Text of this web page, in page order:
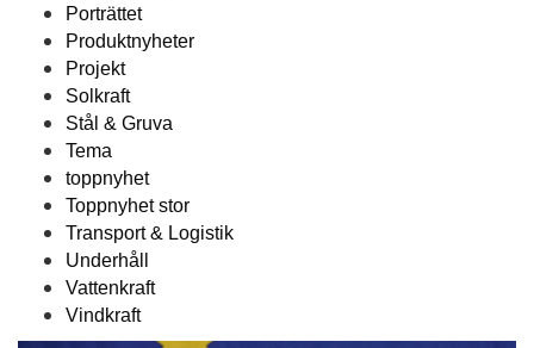
Porträttet
Produktnyheter
Projekt
Solkraft
Stål & Gruva
Tema
toppnyhet
Toppnyhet stor
Transport & Logistik
Underhåll
Vattenkraft
Vindkraft